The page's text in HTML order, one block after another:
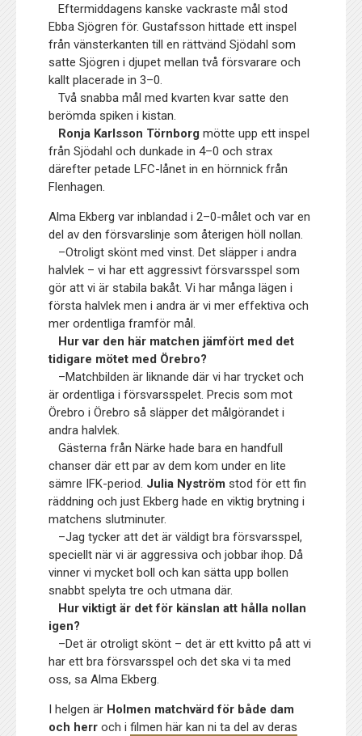
Eftermiddagens kanske vackraste mål stod
Ebba Sjögren för. Gustafsson hittade ett inspel
från vänsterkanten till en rättvänd Sjödahl som
satte Sjögren i djupet mellan två försvarare och
kallt placerade in 3–0.
Två snabba mål med kvarten kvar satte den
berömda spiken i kistan.
Ronja Karlsson Törnborgmötte upp ett inspel
från Sjödahl och dunkade in 4–0 och strax
därefter petade LFC-lånet in en hörnnick från
Flenhagen.
Alma Ekberg var inblandad i 2–0-målet och var en
del av den försvarslinje som återigen höll nollan.
–Otroligt skönt med vinst. Det släpper i andra
halvlek – vi har ett aggressivt försvarsspel som
gör att vi är stabila bakåt. Vi har många lägen i
första halvlek men i andra är vi mer effektiva och
mer ordentliga framför mål.
Hur var den här matchen jämfört med det
tidigare mötet med Örebro?
–Matchbilden är liknande där vi har trycket och
är ordentliga i försvarsspelet. Precis som mot
Örebro i Örebro så släpper det målgörandet i
andra halvlek.
Gästerna från Närke hade bara en handfull
chanser där ett par av dem kom under en lite
sämre IFK-period. Julia Nyström stod för ett fin
räddning och just Ekberg hade en viktig brytning i
matchens slutminuter.
–Jag tycker att det är väldigt bra försvarsspel,
speciellt när vi är aggressiva och jobbar ihop. Då
vinner vi mycket boll och kan sätta upp bollen
snabbt spelyta tre och utmana där.
Hur viktigt är det för känslan att hålla nollan
igen?
–Det är otroligt skönt – det är ett kvitto på att vi
har ett bra försvarsspel och det ska vi ta med
oss, sa Alma Ekberg.
I helgen är Holmen matchvärd för både dam
och herroch ifilmen här kan ni ta del av deras